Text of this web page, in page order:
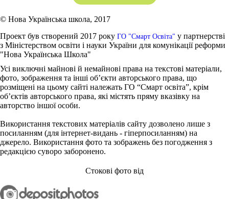
© Нова Українська школа, 2017
Проект був створений 2017 року ГО "Смарт Освіта" у партнерстві
з Міністерством освіти і науки України для комунікації реформи
"Нова Українська Школа"
Усі виключні майнові й немайнові права на текстові матеріали,
фото, зображення та інші об’єкти авторського права, що
розміщені на цьому сайті належать ГО “Смарт освіта”, крім
об’єктів авторського права, які містять пряму вказівку на
авторство іншої особи.
Використання текстових матеріалів сайту дозволено лише з
посиланням (для інтернет-видань - гіперпосиланням) на
джерело. Використання фото та зображень без погодження з
редакцією суворо заборонено.
Стокові фото від